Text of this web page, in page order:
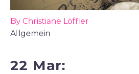
By Christiane Löffler
Allgemein
22 Mar: